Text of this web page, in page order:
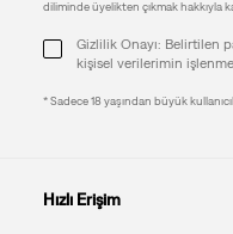
diliminde üyelikten çıkmak hakkıyla
Gizlilik Onayı: Belirtilen
kişisel verilerimin
* Sadece 18 yaşından büyük
Hızlı Erişim